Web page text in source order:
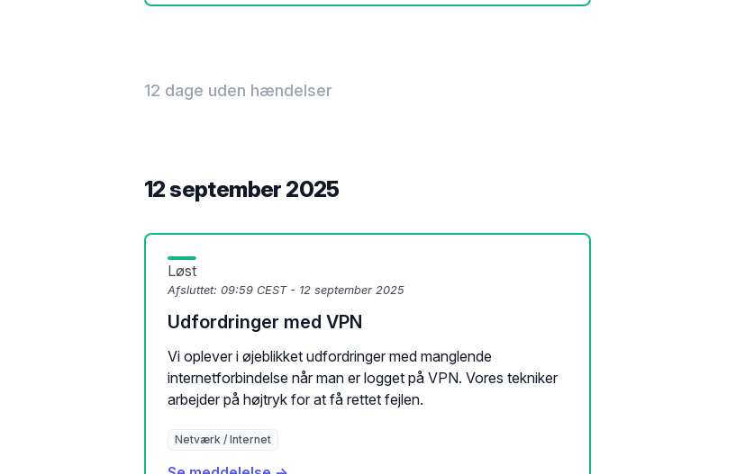
12 dage uden hændelser
12 september 2025
Løst
Afsluttet: 09:59 CEST - 12 september 2025
Udfordringer med VPN
Vi oplever i øjeblikket udfordringer med manglende
internetforbindelse når man er logget på VPN. Vores tekniker
arbejder på højtryk for at få rettet fejlen.
Netværk / Internet